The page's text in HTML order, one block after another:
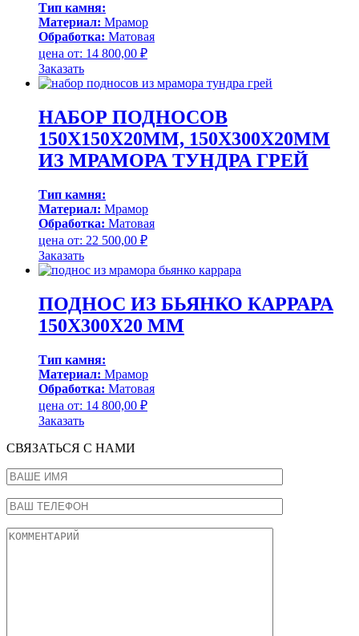
Тип камня:
Материал: Мрамор
Обработка: Матовая
цена от: 14 800,00 ₽
Заказать
НАБОР ПОДНОСОВ
150Х150Х20ММ, 150Х300Х20ММ
ИЗ МРАМОРА ТУНДРА ГРЕЙ
Тип камня:
Материал: Мрамор
Обработка: Матовая
цена от: 22 500,00 ₽
Заказать
ПОДНОС ИЗ БЬЯНКО КАРРАРА
150Х300Х20 ММ
Тип камня:
Материал: Мрамор
Обработка: Матовая
цена от: 14 800,00 ₽
Заказать
СВЯЗАТЬСЯ С НАМИ